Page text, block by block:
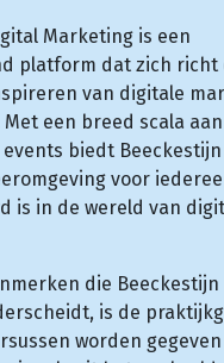
Marketing is een
platform dat zich richt
van digitale
een breed scala
biedt Beeckestijn
voor
is in de wereld van
die
is de
worden